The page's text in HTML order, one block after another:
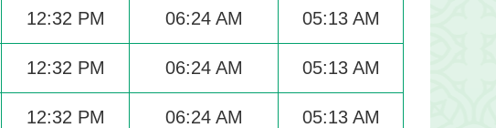
12:32 PM 06:24 AM 05:13 AM
12:32 PM 06:24 AM 05:13 AM
12:32 PM 06:24 AM 05:13 AM